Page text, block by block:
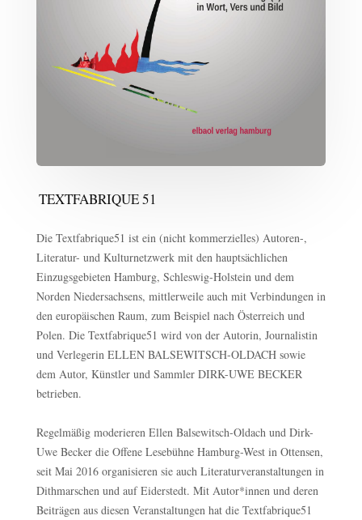
TEXTFABRIQUE 51
Die Textfabrique51 ist ein (nicht kommerzielles) Autoren-,
Literatur- und Kulturnetzwerk mit den hauptsächlichen
Einzugsgebieten Hamburg, Schleswig-Holstein und dem
Norden Niedersachsens, mittlerweile auch mit Verbindungen in
den europäischen Raum, zum Beispiel nach Österreich und
Polen. Die Textfabrique51 wird von der Autorin, Journalistin
und Verlegerin ELLEN BALSEWITSCH-OLDACH sowie
dem Autor, Künstler und Sammler DIRK-UWE BECKER
betrieben.
Regelmäßig moderieren Ellen Balsewitsch-Oldach und Dirk-
Uwe Becker die Offene Lesebühne Hamburg-West in Ottensen,
seit Mai 2016 organisieren sie auch Literaturveranstaltungen in
Dithmarschen und auf Eiderstedt. Mit Autor*innen und deren
Beiträgen aus diesen Veranstaltungen hat die Textfabrique51